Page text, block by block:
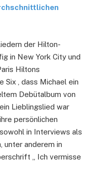
der Hilton-
in New York City und
Hiltons
Six , dass Michael ein
Debütalbum von
Lieblingslied war
persönlichen
in Interviews als
unter anderem in
„ Ich vermisse